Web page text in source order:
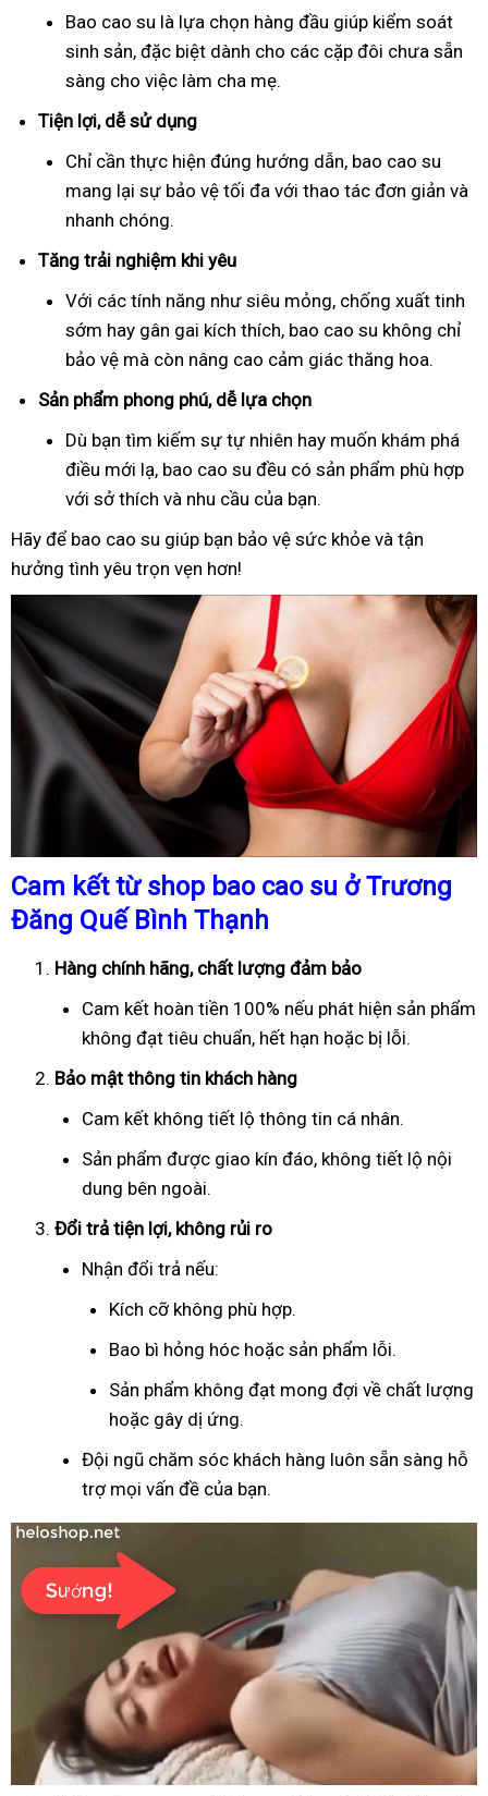
Bao cao su là lựa chọn hàng đầu giúp kiểm soát
sinh sản, đặc biệt dành cho các cặp đôi chưa sẵn
sàng cho việc làm cha mẹ.
Tiện lợi, dễ sử dụng
Chỉ cần thực hiện đúng hướng dẫn, bao cao su
mang lại sự bảo vệ tối đa với thao tác đơn giản và
nhanh chóng.
Tăng trải nghiệm khi yêu
Với các tính năng như siêu mỏng, chống xuất tinh
sớm hay gân gai kích thích, bao cao su không chỉ
bảo vệ mà còn nâng cao cảm giác thăng hoa.
Sản phẩm phong phú, dễ lựa chọn
Dù bạn tìm kiếm sự tự nhiên hay muốn khám phá
điều mới lạ, bao cao su đều có sản phẩm phù hợp
với sở thích và nhu cầu của bạn.
Hãy để bao cao su giúp bạn bảo vệ sức khỏe và tận
hưởng tình yêu trọn vẹn hơn!
Cam kết từ shop bao cao su ở Trương
Đăng Quế Bình Thạnh
Hàng chính hãng, chất lượng đảm bảo
Cam kết hoàn tiền 100% nếu phát hiện sản phẩm
không đạt tiêu chuẩn, hết hạn hoặc bị lỗi.
Bảo mật thông tin khách hàng
Cam kết không tiết lộ thông tin cá nhân.
Sản phẩm được giao kín đáo, không tiết lộ nội
dung bên ngoài.
Đổi trả tiện lợi, không rủi ro
Nhận đổi trả nếu:
Kích cỡ không phù hợp.
Bao bì hỏng hóc hoặc sản phẩm lỗi.
Sản phẩm không đạt mong đợi về chất lượng
hoặc gây dị ứng.
Đội ngũ chăm sóc khách hàng luôn sẵn sàng hỗ
trợ mọi vấn đề của bạn.